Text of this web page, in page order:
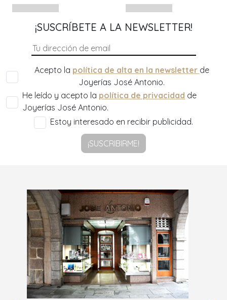
¡SUSCRÍBETE A LA NEWSLETTER!
Acepto la política de alta en la newsletter de
Joyerías José Antonio.
He leído y acepto la política de privacidad de
Joyerías José Antonio.
Estoy interesado en recibir publicidad.
¡SUSCRIBIRME!